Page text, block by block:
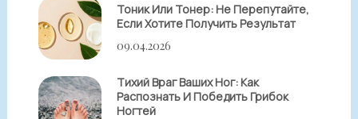
Тоник Или Тонер: Не Перепутайте,
Если Хотите Получить Результат
09.04.2026
Тихий Враг Ваших Ног: Как
Распознать И Победить Грибок
Ногтей